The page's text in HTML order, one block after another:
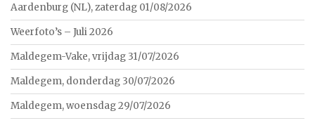
Aardenburg (NL), zaterdag 01/08/2026
Weerfoto’s – Juli 2026
Maldegem-Vake, vrijdag 31/07/2026
Maldegem, donderdag 30/07/2026
Maldegem, woensdag 29/07/2026